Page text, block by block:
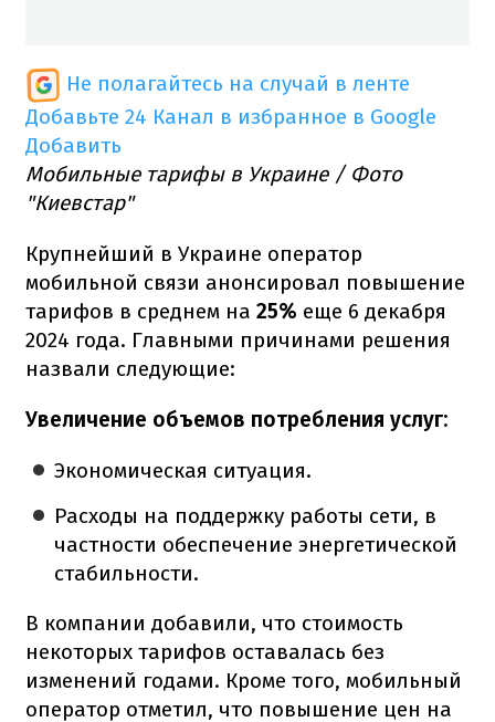
Не полагайтесь на случай в ленте
Добавьте 24 Канал в избранное в Google
Добавить
Мобильные тарифы в Украине / Фото
"Киевстар"
Крупнейший в Украине оператор
мобильной связи анонсировал повышение
тарифов в среднем на 25% еще 6 декабря
2024 года. Главными причинами решения
назвали следующие:
Увеличение объемов потребления услуг:
Экономическая ситуация.
Расходы на поддержку работы сети, в
частности обеспечение энергетической
стабильности.
В компании добавили, что стоимость
некоторых тарифов оставалась без
изменений годами. Кроме того, мобильный
оператор отметил, что повышение цен на